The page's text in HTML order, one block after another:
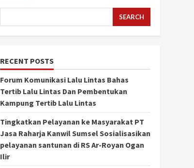
SEARCH
RECENT POSTS
Forum Komunikasi Lalu Lintas Bahas
Tertib Lalu Lintas Dan Pembentukan
Kampung Tertib Lalu Lintas
Tingkatkan Pelayanan ke Masyarakat PT
Jasa Raharja Kanwil Sumsel Sosialisasikan
pelayanan santunan di RS Ar-Royan Ogan
Ilir